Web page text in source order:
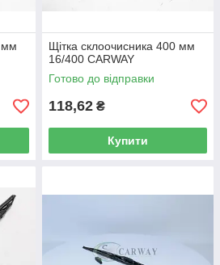
мм
Щітка склоочисника 400 мм
16/400 CARWAY
Готово до відправки
118,62 ₴
Купити